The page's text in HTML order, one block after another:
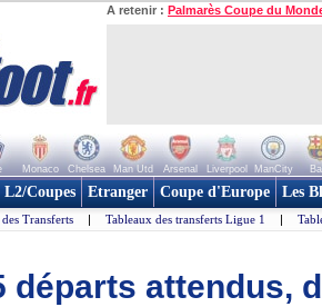
A retenir : Palmarès Coupe du
Monaco Chelsea Man Utd Arsenal Liverpool ManCity
L2/Coupes Etranger Coupe d'Europe Les
Transferts | Tableaux des transferts Ligue 1 |
départs attendus,